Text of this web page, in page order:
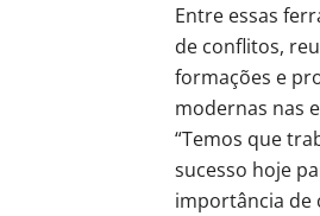
Entre essas
de conflitos,
formações e
modernas nas
“Temos que
sucesso hoje
importância de